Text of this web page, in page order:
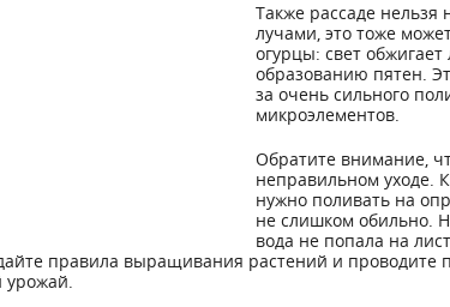
Также рассаде
лучами, это тоже
огурцы: свет
образованию пятен.
за очень сильного
микроэлементов.
Обратите внимание,
неправильном уходе.
нужно поливать на
не слишком обильно.
вода не попала на
правила выращивания растений и проводите
урожай.